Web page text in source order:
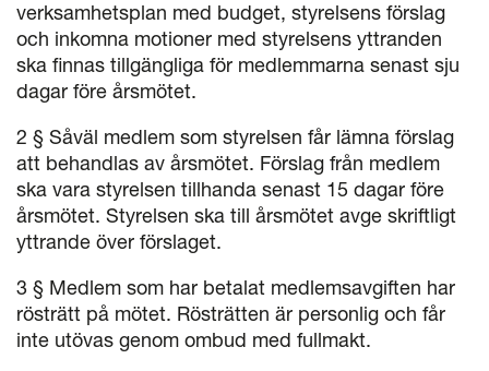
verksamhetsplan med budget, styrelsens förslag
och inkomna motioner med styrelsens yttranden
ska finnas tillgängliga för medlemmarna senast sju
dagar före årsmötet.
2 § Såväl medlem som styrelsen får lämna förslag
att behandlas av årsmötet. Förslag från medlem
ska vara styrelsen tillhanda senast 15 dagar före
årsmötet. Styrelsen ska till årsmötet avge skriftligt
yttrande över förslaget.
3 § Medlem som har betalat medlemsavgiften har
rösträtt på mötet. Rösträtten är personlig och får
inte utövas genom ombud med fullmakt.